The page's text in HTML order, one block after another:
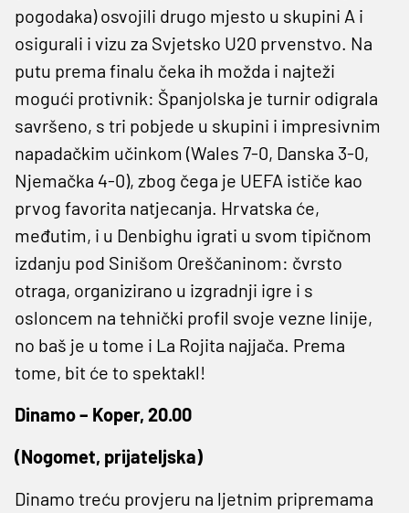
pogodaka) osvojili drugo mjesto u skupini A i
osigurali i vizu za Svjetsko U20 prvenstvo. Na
putu prema finalu čeka ih možda i najteži
mogući protivnik: Španjolska je turnir odigrala
savršeno, s tri pobjede u skupini i impresivnim
napadačkim učinkom (Wales 7-0, Danska 3-0,
Njemačka 4-0), zbog čega je UEFA ističe kao
prvog favorita natjecanja. Hrvatska će,
međutim, i u Denbighu igrati u svom tipičnom
izdanju pod Sinišom Oreščaninom: čvrsto
otraga, organizirano u izgradnji igre i s
osloncem na tehnički profil svoje vezne linije,
no baš je u tome i La Rojita najjača. Prema
tome, bit će to spektakl!
Dinamo – Koper, 20.00
(Nogomet, prijateljska)
Dinamo treću provjeru na ljetnim pripremama